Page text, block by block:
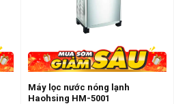
Máy lọc nước nóng lạnh
Haohsing HM-5001